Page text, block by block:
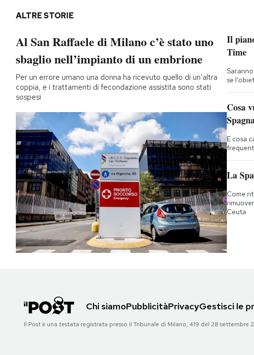
ALTRE STORIE
Al San Raffaele di Milano c’è stato uno
sbaglio nell’impianto di un embrione
Per un errore umano una donna ha ricevuto quello di un’altra
coppia, e i trattamenti di fecondazione assistita sono stati
sospesi
Il
Time
se
Cosa
E cosa
La
Come
Ceuta
Chi siamoPubblicitàPrivacyGestisci le
Il Post è una testata registrata presso il Tribunale di Milano, 419 del 28 settembre